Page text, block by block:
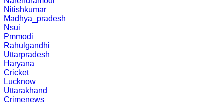
Nitishkumar
Madhya_pradesh
Nsui
Pmmodi
Rahulgandhi
Uttarpradesh
Haryana
Cricket
Lucknow
Uttarakhand
Crimenews